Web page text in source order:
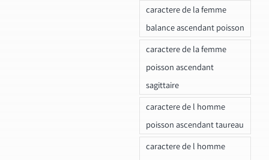
caractere de la femme
balance ascendant poisson
caractere de la femme
poisson ascendant
sagittaire
caractere de l homme
poisson ascendant taureau
caractere de l homme